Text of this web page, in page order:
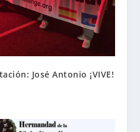
José Antonio ¡VIVE!